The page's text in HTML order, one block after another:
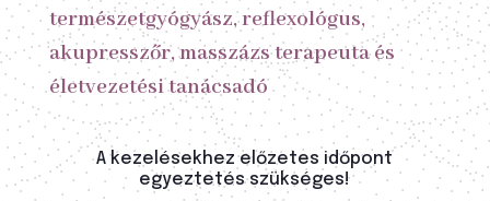
természetgyógyász, reflexológus,
akupresszőr, masszázs terapeuta és
életvezetési tanácsadó
A kezelésekhez előzetes időpont
egyeztetés szükséges!